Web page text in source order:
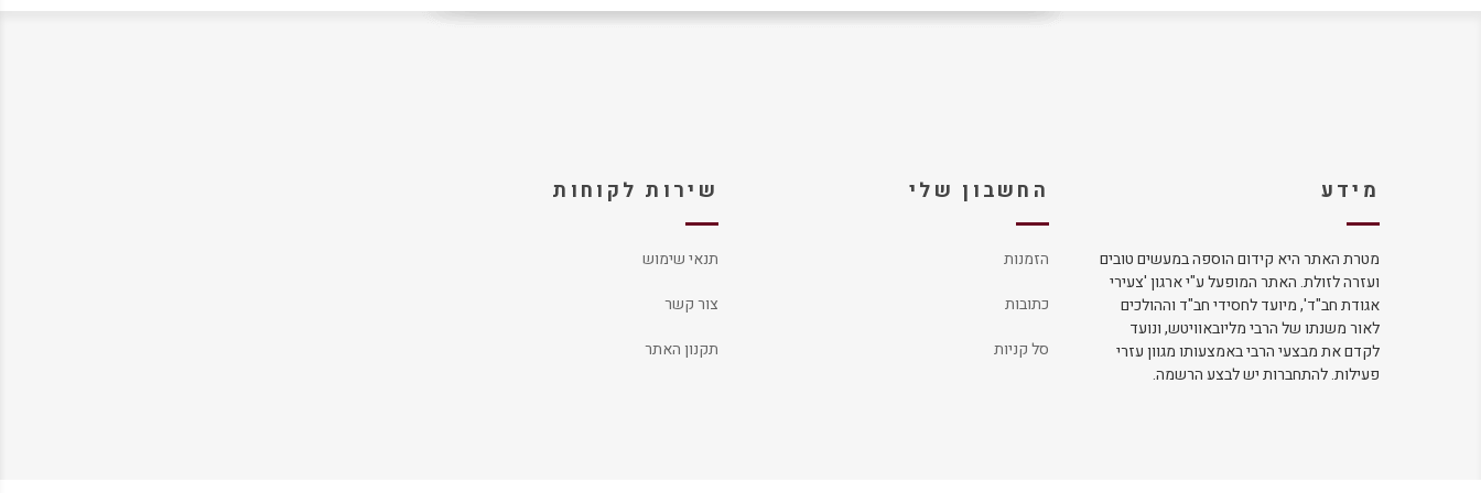
מידע
מטרת האתר היא קידום הוספה במעשים טובים
ועזרה לזולת. האתר המופעל ע"י ארגון 'צעירי
אגודת חב"ד', מיועד לחסידי חב"ד וההולכים
לאור משנתו של הרבי מליובאוויטש, ונועד
לקדם את מבצעי הרבי באמצעותו מגוון עזרי
פעילות. להתחברות יש לבצע הרשמה.
החשבון שלי
הזמנות
כתובות
סל קניות
שירות לקוחות
תנאי שימוש
צור קשר
תקנון האתר